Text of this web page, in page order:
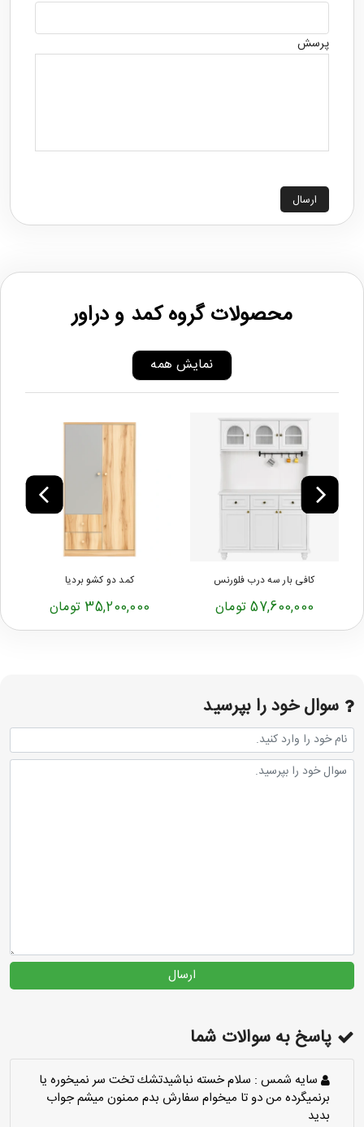
پرسش
ارسال
محصولات گروه کمد و دراور
نمایش همه
کافی بار سه درب فلورنس
57,600,000 تومان
کمد دو کشو بردیا
35,200,000 تومان
سوال خود را بپرسید
ارسال
پاسخ به سوالات شما
سايه شمس : سلام خسته نباشيدتشك تخت سر نميخوره يا
برنميگرده من دو تا ميخوام سفارش بدم ممنون ميشم جواب
بديد